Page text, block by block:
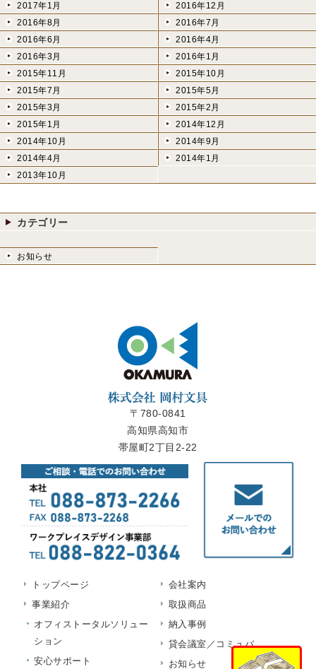
2017年1月
2016年12月
2016年8月
2016年7月
2016年6月
2016年4月
2016年3月
2016年1月
2015年11月
2015年10月
2015年7月
2015年5月
2015年3月
2015年2月
2015年1月
2014年12月
2014年10月
2014年9月
2014年4月
2014年1月
2013年10月
カテゴリー
お知らせ
〒780-0841
高知県高知市
帯屋町2丁目2-22
トップページ
事業紹介
オフィストータルソリュー
ション
安心サポート
会社案内
取扱商品
納入事例
貸会議室／コミュバ
お知らせ